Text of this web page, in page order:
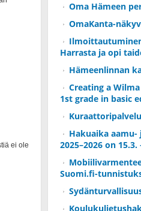
Oma Hämeen
OmaKanta-
Harrasta ja opi
Hämeenlinnan
Creating a
1st grade in basic
Hakuaika
2025–2026 on 15.3.
Suomi.fi-